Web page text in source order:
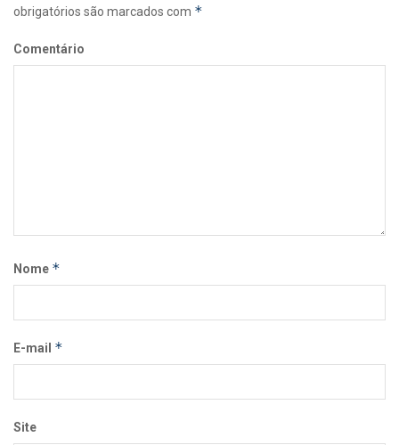
obrigatórios são marcados com *
Comentário
Nome *
E-mail *
Site